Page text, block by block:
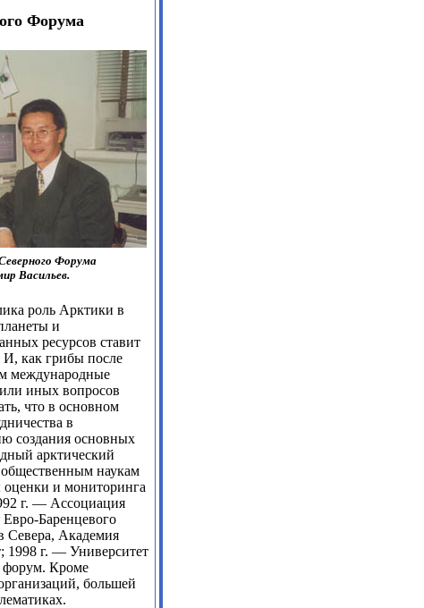
Форума
Форума
Васильев.
роль Арктики в
и
ресурсов ставит
И, как грибы после
международные
иных вопросов
что в основном
в
создания основных
арктический
наукам
и мониторинга
г. — Ассоциация
Баренцевого
Севера, Академия
1998 г. — Университет
форум. Кроме
большей